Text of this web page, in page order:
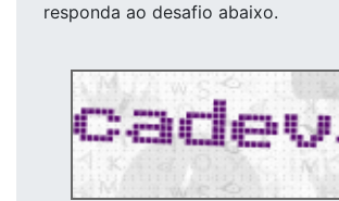
responda ao desafio abaixo.